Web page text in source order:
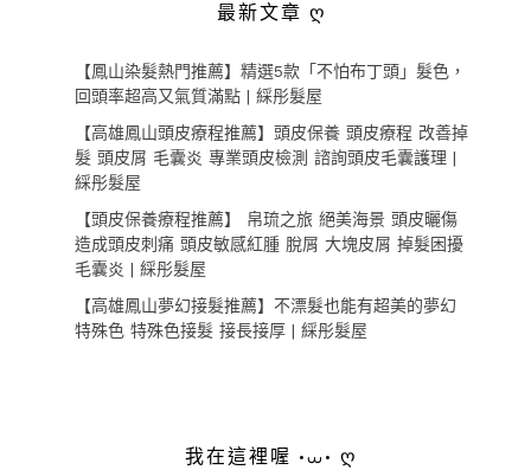
最新文章 ღ
【鳳山染髮熱門推薦】精選5款「不怕布丁頭」髮色，
回頭率超高又氣質滿點 | 綵彤髮屋
【高雄鳳山頭皮療程推薦】頭皮保養 頭皮療程 改善掉
髮 頭皮屑 毛囊炎 專業頭皮檢測 諮詢頭皮毛囊護理 |
綵彤髮屋
【頭皮保養療程推薦】 帛琉之旅 絕美海景 頭皮曬傷
造成頭皮刺痛 頭皮敏感紅腫 脫屑 大塊皮屑 掉髮困擾
毛囊炎 | 綵彤髮屋
【高雄鳳山夢幻接髮推薦】不漂髮也能有超美的夢幻
特殊色 特殊色接髮 接長接厚 | 綵彤髮屋
我在這裡喔 •⩊• ღ